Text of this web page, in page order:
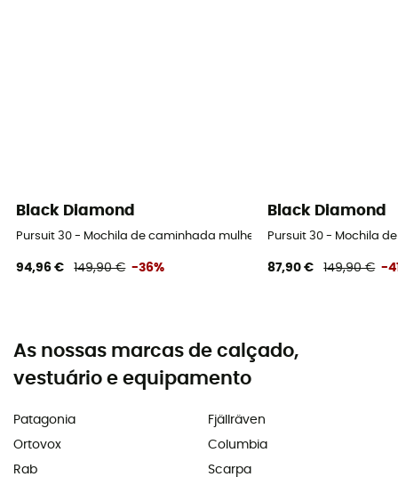
Black Diamond
Pursuit 30 - Mochila de caminhada mulher
94,96 € 149,90 € -36%
Black Diamond
Pursuit 30 - Mochila
87,90 € 149,90 € -
As nossas marcas de calçado,
vestuário e equipamento
Patagonia
Ortovox
Rab
Fjällräven
Columbia
Scarpa